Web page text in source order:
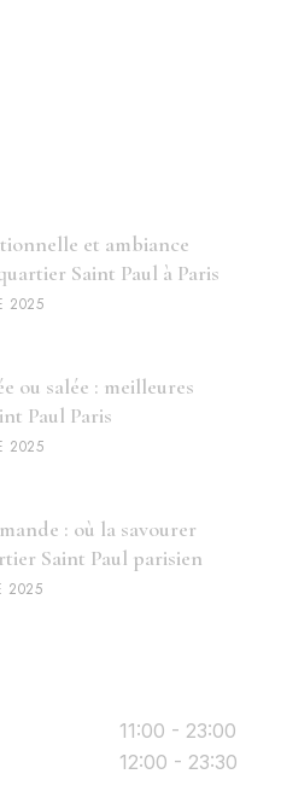
et ambiance
Saint Paul à Paris
2025
ou salée : meilleures
Paul Paris
2025
: où la savourer
Saint Paul parisien
2025
11:00 - 23:00
12:00 - 23:30